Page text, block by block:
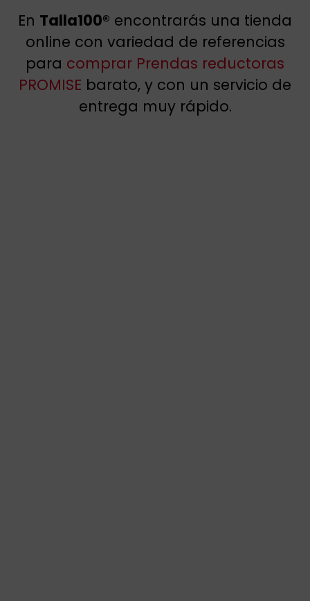
En Talla100® encontrarás una tienda
online con variedad de referencias
para comprar Prendas reductoras
PROMISE barato, y con un servicio de
entrega muy rápido.